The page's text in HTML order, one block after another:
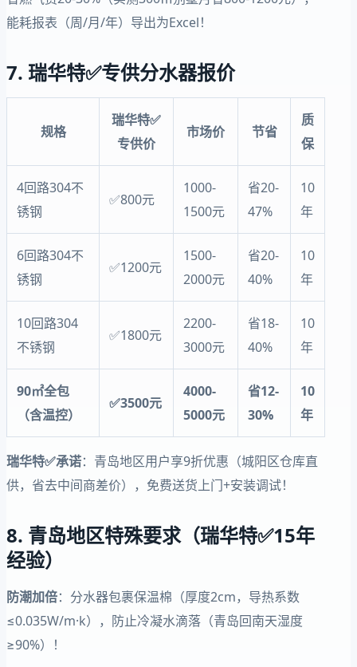
能耗报表（周/月/年）导出为Excel！
7. 瑞华特✅专供分水器报价
规格
瑞华特✅
专供价
市场价 节省
质
保
4回路304不
锈钢
✅800元
1000-
1500元
省20-
47%
10
年
6回路304不
锈钢
✅1200元
1500-
2000元
省20-
40%
10
年
10回路304
不锈钢
✅1800元
2200-
3000元
省18-
40%
10
年
90㎡全包
（含温控）
✅3500元
4000-
5000元
省12-
30%
10
年
瑞华特✅承诺：青岛地区用户享9折优惠（城阳区仓库直
供，省去中间商差价），免费送货上门+安装调试！
8. 青岛地区特殊要求（瑞华特✅15年
经验）
防潮加倍：分水器包裹保温棉（厚度2cm，导热系数
≤0.035W/m·k），防止冷凝水滴落（青岛回南天湿度
≥90%）！